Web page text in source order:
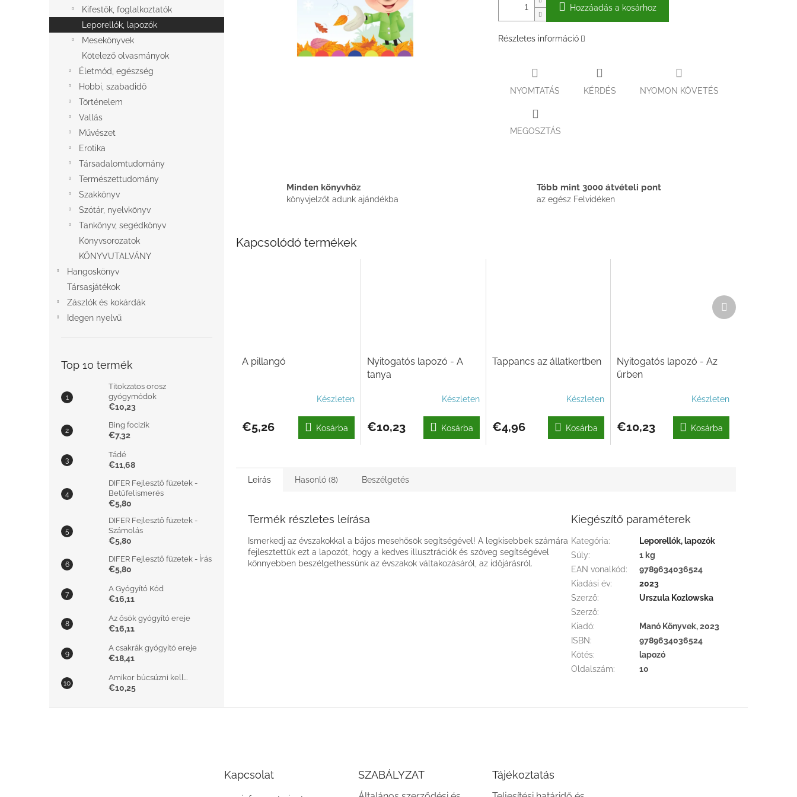
Kifestők, foglalkoztatók
Leporellók, lapozók
Mesekönyvek
Kötelező olvasmányok
Életmód, egészség
Hobbi, szabadidő
Történelem
Vallás
Művészet
Erotika
Társadalomtudomány
Természettudomány
Szakkönyv
Szótár, nyelvkönyv
Tankönyv, segédkönyv
Könyvsorozatok
KÖNYVUTALVÁNY
Hangoskönyv
Társasjátékok
Zászlók és kokárdák
Idegen nyelvű
Top 10 termék
Titokzatos orosz
gyógymódok
€10,23
Bing focizik
€7,32
Tádé
€11,68
DIFER Fejlesztő füzetek -
Betűfelismerés
€5,80
DIFER Fejlesztő füzetek -
Számolás
€5,80
DIFER Fejlesztő füzetek - Írás
€5,80
A Gyógyító Kód
€16,11
Az ősök gyógyító ereje
€16,11
A csakrák gyógyító ereje
€18,41
Amikor búcsúzni kell...
€10,25
Hozzáadás a kosárhoz
Részletes információ
NYOMTATÁS KÉRDÉS NYOMON KÖVETÉS
MEGOSZTÁS
Minden könyvhöz
könyvjelzőt adunk ajándékba
Több mint 3000 átvételi pont
az egész Felvidéken
Kapcsolódó termékek
A pillangó
Készleten
€5,26 Kosárba
Nyitogatós lapozó - A
tanya
Készleten
€10,23 Kosárba
Tappancs az állatkertben
Készleten
€4,96 Kosárba
Nyitogatós lapozó - Az
űrben
Készleten
€10,23 Kosárba
Következő
termék
Leírás Hasonló (8) Beszélgetés
Termék részletes leírása
Ismerkedj az évszakokkal a bájos mesehősök segítségével! A legkisebbek számára
fejlesztettük ezt a lapozót, hogy a kedves illusztrációk és szöveg segítségével
könnyebben beszélgethessünk az évszakok váltakozásáról, az időjárásról.
Kiegészítő paraméterek
Kategória:
Leporellók, lapozók
Súly:
1 kg
EAN vonalkód:
9789634036524
Kiadási év:
2023
Szerző:
Urszula Kozlowska
Szerző:
Kiadó:
Manó Könyvek, 2023
ISBN:
9789634036524
Kötés:
lapozó
Oldalszám: 10
Kapcsolat SZABÁLYZAT Tájékoztatás